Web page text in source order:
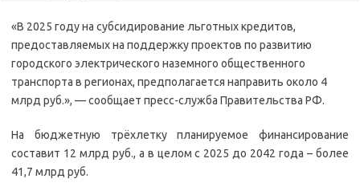
«В 2025 году на субсидирование льготных кредитов,
предоставляемых на поддержку проектов по развитию
городского электрического наземного общественного
транспорта в регионах, предполагается направить около 4
млрд руб.», — сообщает пресс-служба Правительства РФ.
На бюджетную трёхлетку планируемое финансирование
составит 12 млрд руб., а в целом с 2025 до 2042 года – более
41,7 млрд руб.